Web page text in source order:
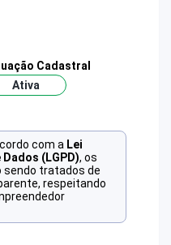
Cadastral
Ativa
com a Lei
(LGPD), os
sendo tratados de
respeitando